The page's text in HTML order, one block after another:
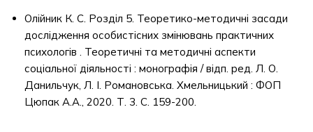
Олійник К. С. Розділ 5. Теоретико-методичні засади
дослідження особистісних змінювань практичних
психологів . Теоретичні та методичні аспекти
соціальної діяльності : монографія / відп. ред. Л. О.
Данильчук, Л. І. Романовська. Хмельницький : ФОП
Цюпак А.А., 2020. Т. 3. С. 159-200.